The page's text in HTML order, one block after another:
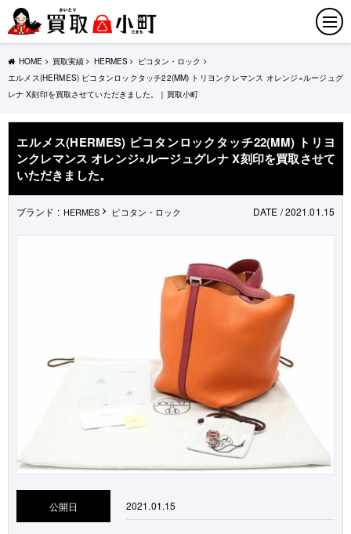
HOME 買取実績 HERMES
ピコタン・ロック
エルメス(HERMES) ピコタンロックタッチ22(MM) トリヨンクレマンス オレンジ×ルージュグ
レナ X刻印を買取させていただきました。｜買取小町
エルメス(HERMES) ピコタンロックタッチ22(MM) トリヨ
ンクレマンス オレンジ×ルージュグレナ X刻印を買取させて
いただきました。
ブランド : HERMES ピコタン・ロック DATE / 2021.01.15
公開日 2021.01.15